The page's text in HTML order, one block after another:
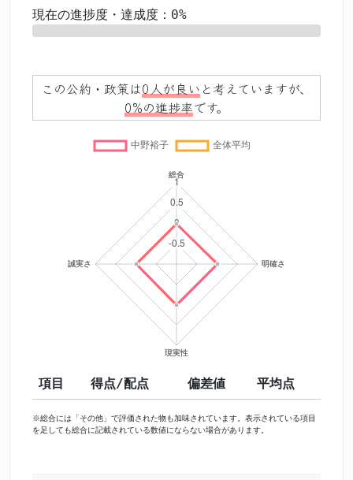
現在の進捗度・達成度：0%
この公約・政策は0人が良い と考えていますが、
0%の進捗率です。
項目 得点/配点 偏差値 平均点
※総合には「その他」で評価された物も加味されています。表示されている項目
を足しても総合に記載されている数値にならない場合があります。